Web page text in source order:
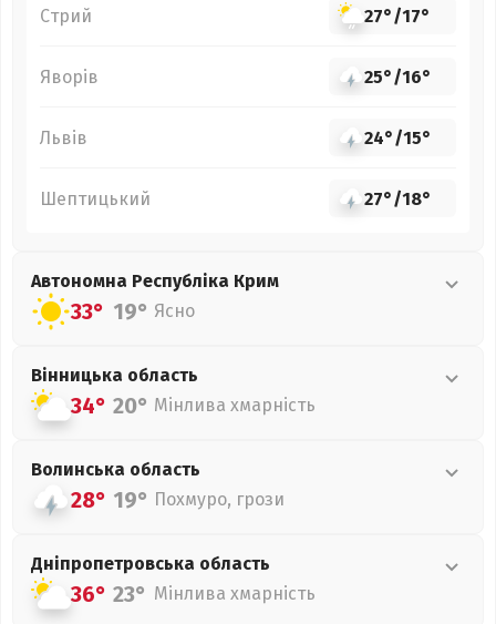
Стрий 27°/17°
Яворів 25°/16°
Львів 24°/15°
Шептицький 27°/18°
Автономна Республіка Крим
33° 19° Ясно
Вінницька область
34° 20° Мінлива хмарність
Волинська область
28° 19° Похмуро, грози
Дніпропетровська область
36° 23° Мінлива хмарність